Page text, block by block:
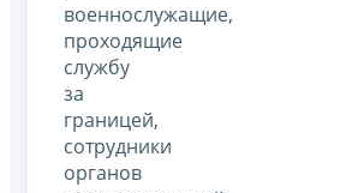
военнослужащие,
проходящие
службу
за
границей,
сотрудники
органов